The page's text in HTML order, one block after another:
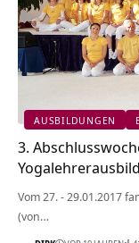
AUSBILDUNGEN
3.
Vom 27. - 29.01.2017
(von…